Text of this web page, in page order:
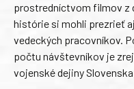
prostredníctvom filmov z
histórie si mohli prezrieť
vedeckých pracovníkov.
počtu návštevníkov je
vojenské dejiny